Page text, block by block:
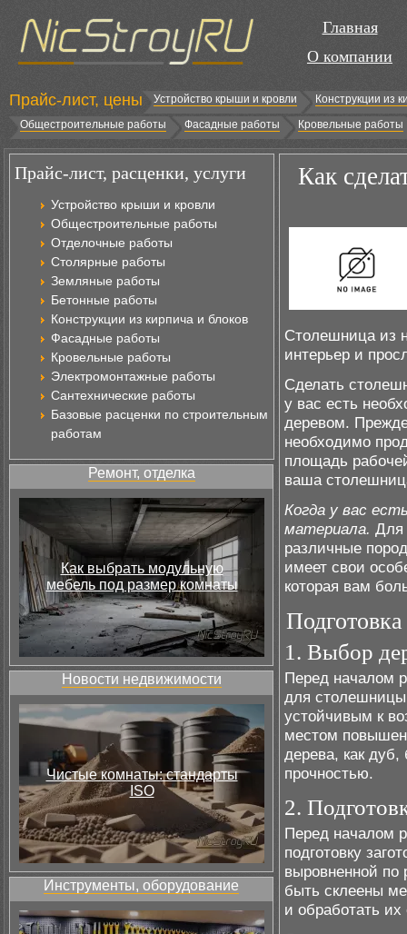
Главная
О компании
Прайс-лист, цены Устройство крыши и кровли
Конструкции из
Общестроительные работы
Фасадные работы Кровельные работы
Прайс-лист, расценки, услуги
Устройство крыши и кровли
Общестроительные работы
Отделочные работы
Столярные работы
Земляные работы
Бетонные работы
Конструкции из кирпича и блоков
Фасадные работы
Кровельные работы
Электромонтажные работы
Сантехнические работы
Базовые расценки по строительным
работам
Ремонт, отделка
Как выбрать модульную
мебель под размер комнаты
Новости недвижимости
Чистые комнаты: стандарты
ISO
Инструменты, оборудование
Как
Столешница из
интерьер и
Сделать
у вас есть
деревом.
необходимо
площадь
ваша
Когда у вас
материала. Для
различные
имеет свои
которая вам
1. Выбор
Перед началом
для
устойчивым к
местом
дерева, как
прочностью.
2.
Перед началом
подготовку
выровненной
быть склеены
и обработать